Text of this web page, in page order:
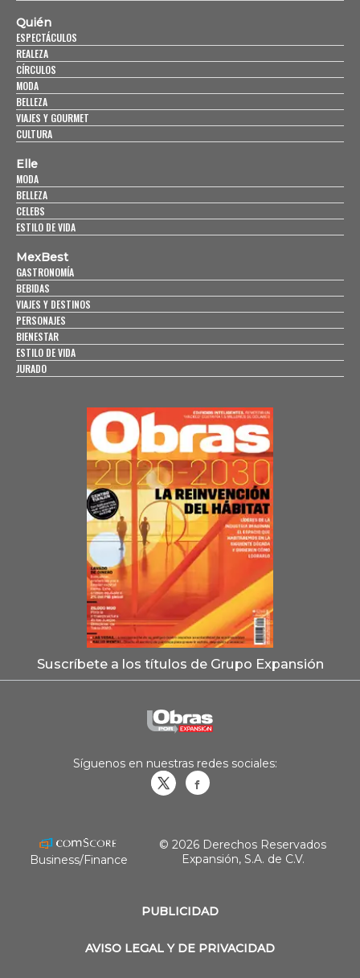
Quién
ESPECTÁCULOS
REALEZA
CÍRCULOS
MODA
BELLEZA
VIAJES Y GOURMET
CULTURA
Elle
MODA
BELLEZA
CELEBS
ESTILO DE VIDA
MexBest
GASTRONOMÍA
BEBIDAS
VIAJES Y DESTINOS
PERSONAJES
BIENESTAR
ESTILO DE VIDA
JURADO
Suscríbete a los títulos de Grupo Expansión
PUBLICIDAD
AVISO LEGAL Y DE PRIVACIDAD
Síguenos en nuestras redes sociales:
Business/Finance
© 2026 Derechos Reservados
Expansión, S.A. de C.V.